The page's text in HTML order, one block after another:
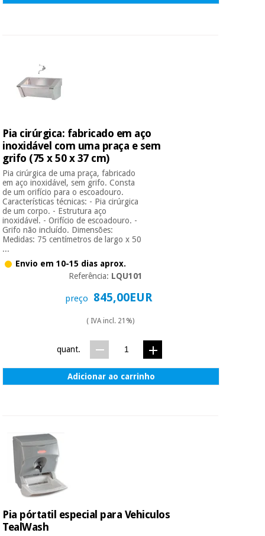
Pia cirúrgica: fabricado em aço
inoxidável com uma praça e sem
grifo (75 x 50 x 37 cm)
Pia cirúrgica de uma praça, fabricado
em aço inoxidável, sem grifo. Consta
de um orifício para o escoadouro.
Características técnicas: - Pia cirúrgica
de um corpo. - Estrutura aço
inoxidável. - Orifício de escoadouro. -
Grifo não incluído. Dimensões:
Medidas: 75 centímetros de largo x 50
...
Envio em 10-15 dias aprox.
Referência: LQU101
preço 845,00EUR
( IVA incl. 21%)
quant.
Adicionar ao carrinho
Pia pórtatil especial para Vehiculos
TealWash